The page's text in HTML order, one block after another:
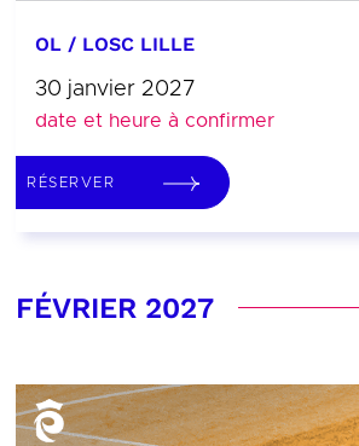
OL / LOSC LILLE
30 janvier 2027
date et heure à confirmer
RÉSERVER
FÉVRIER 2027